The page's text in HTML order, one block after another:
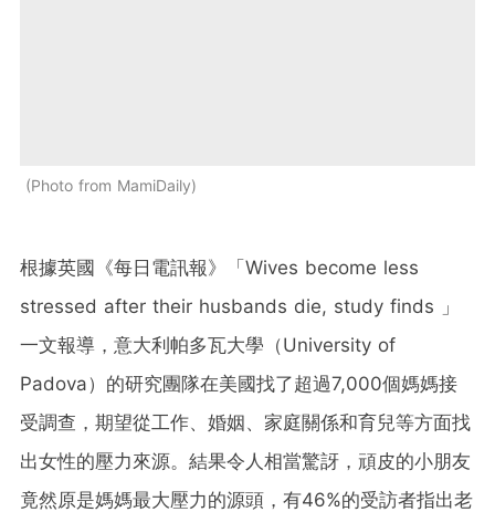
Photo from MamiDaily
根據英國《每日電訊報》「Wives become less
stressed after their husbands die, study finds 」
一文報導，意大利帕多瓦大學（University of
Padova）的研究團隊在美國找了超過7,000個媽媽接
受調查，期望從工作、婚姻、家庭關係和育兒等方面找
出女性的壓力來源。結果令人相當驚訝，頑皮的小朋友
竟然原是媽媽最大壓力的源頭，有46%的受訪者指出老